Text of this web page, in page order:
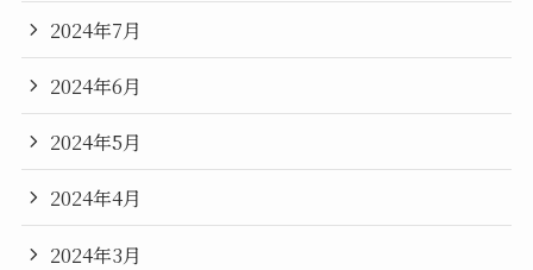
2024年7月
2024年6月
2024年5月
2024年4月
2024年3月